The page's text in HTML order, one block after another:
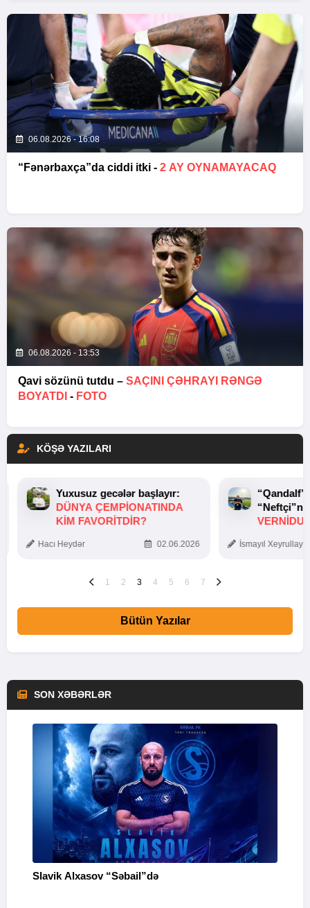
06.08.2026 - 16:08
“Fənərbaxça”da ciddi itki - 2 AY OYNAMAYACAQ
06.08.2026 - 13:53
Qavi sözünü tutdu – SAÇINI ÇƏHRAYI RƏNGƏ
BOYATDI - FOTO
KÖŞƏ YAZILARI
Yuxusuz gecələr başlayır:
DÜNYA ÇEMPIONATINDA
KIM FAVORITDIR?
Hacı Heydər 02.06.2026 İsmayıl
1 2 3 4 5 6 7
Bütün Yazılar
SON XƏBƏRLƏR
Slavik Alxasov “Səbail”də